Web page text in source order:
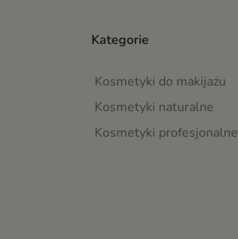
Kategorie
Kosmetyki do makijażu
Kosmetyki naturalne
Kosmetyki profesjonalne